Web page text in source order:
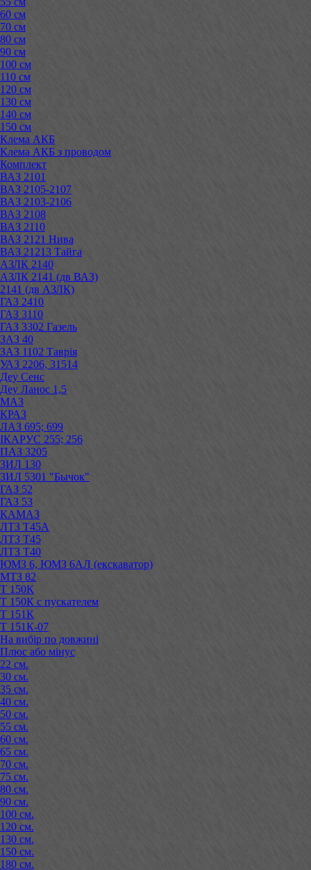
60 см
70 см
80 см
90 см
100 см
110 см
120 см
130 см
140 см
150 см
Клема АКБ
Клема АКБ з проводом
Комплект
ВАЗ 2101
ВАЗ 2105-2107
ВАЗ 2103-2106
ВАЗ 2108
ВАЗ 2110
ВАЗ 2121 Нива
ВАЗ 21213 Тайга
АЗЛК 2140
АЗЛК 2141 (дв ВАЗ)
2141 (дв АЗЛК)
ГАЗ 2410
ГАЗ 3110
ГАЗ 3302 Газель
ЗАЗ 40
ЗАЗ 1102 Таврія
УАЗ 2206, 31514
Деу Сенс
Деу Ланос 1,5
МАЗ
КРАЗ
ЛАЗ 695; 699
ІКАРУС 255; 256
ПАЗ 3205
ЗИЛ 130
ЗИЛ 5301 "Бычок"
ГАЗ 52
ГАЗ 53
КАМАЗ
ЛТЗ Т45А
ЛТЗ Т45
ЛТЗ Т40
ЮМЗ 6, ЮМЗ 6АЛ (екскаватор)
МТЗ 82
Т 150К
Т 150К с пускателем
Т 151К
Т 151К-07
На вибір по довжині
Плюс або мінус
22 см.
30 см.
35 см.
40 см.
50 см.
55 см.
60 см.
65 см.
70 см.
75 см.
80 см.
90 см.
100 см.
120 см.
130 см.
150 см.
180 см.